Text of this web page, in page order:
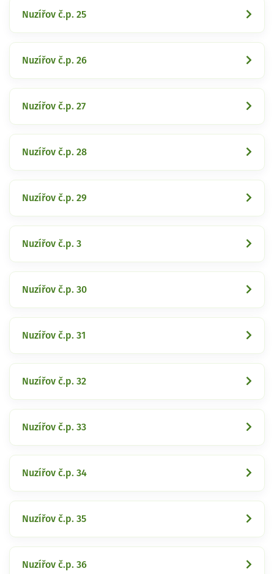
Nuzířov č.p. 25
Nuzířov č.p. 26
Nuzířov č.p. 27
Nuzířov č.p. 28
Nuzířov č.p. 29
Nuzířov č.p. 3
Nuzířov č.p. 30
Nuzířov č.p. 31
Nuzířov č.p. 32
Nuzířov č.p. 33
Nuzířov č.p. 34
Nuzířov č.p. 35
Nuzířov č.p. 36